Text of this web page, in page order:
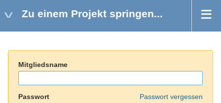
Zu einem Projekt springen...
Mitgliedsname
Passwort Passwort vergessen